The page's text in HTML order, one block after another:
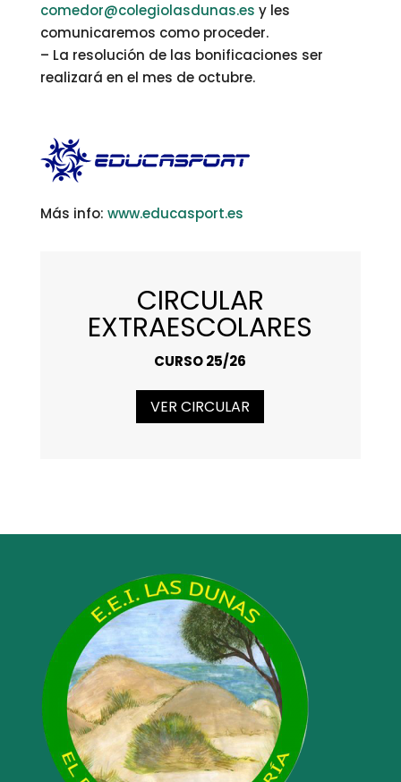
comedor@colegiolasdunas.es y les
comunicaremos como proceder.
– La resolución de las bonificaciones ser
realizará en el mes de octubre.
Más info: www.educasport.es
CIRCULAR
EXTRAESCOLARES
CURSO 25/26
VER CIRCULAR